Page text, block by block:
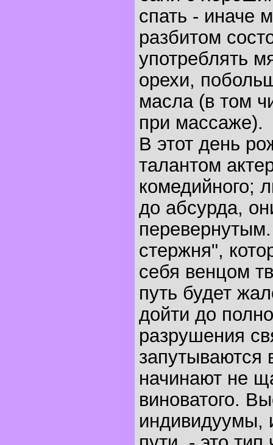
спать - иначе
разбитом
употреблять
орехи,
масла (в том
при массаже).
В этот день
талантом
комедийного;
до абсурда,
стержня",
себя венцом
путь будет
дойти до
разрушения
запутываются
начинают не
виноватого.
индивидуумы,